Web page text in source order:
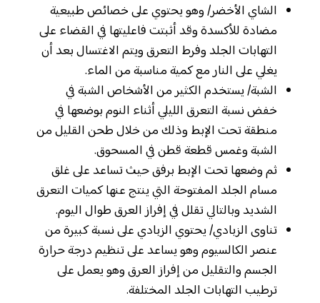
الشاي الأخضر/ وهو يحتوي على خصائص طبيعية
مضادة للأكسدة وقد أثبتت فاعليتها في القضاء على
التهابات الجلد وفرط التعرق ويتم الاغتسال بعد أن
يغلي على النار مع كمية مناسبة من الماء.
الشبة/ يستخدم الكثير من الأشخاص الشبة في
خفض نسبة التعرق الليلي أثناء النوم بوضعها في
منطقة تحت الإبط وذلك من خلال طحن القليل من
الشبة وغمس قطعة قطن في المسحوق.
ثم وضعها تحت الإبط برفق حيث تساعد على غلق
مسام الجلد المفتوحة التي ينتج عنها كميات التعرق
الشديد وبالتالي تقلل في إفراز العرق طوال اليوم.
تناوى الزبادي/ يحتوي الزبادي على نسبة كبيرة من
عنصر الكالسيوم وهو يساعد على تنظيم درجة حرارة
الجسم والتقليل من إفراز العرق وهو يعمل على
ترطيب التهابات الجلد المختلفة.